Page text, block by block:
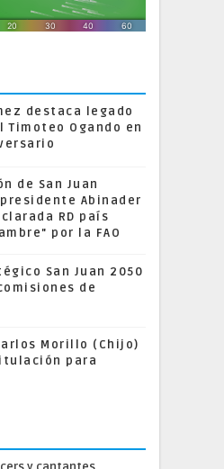
destaca legado
Timoteo Ogando en
de San Juan
Abinader
RD país
por la FAO
San Juan 2050
de
Morillo (Chijo)
para